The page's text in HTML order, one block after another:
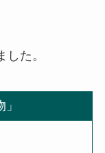
た。